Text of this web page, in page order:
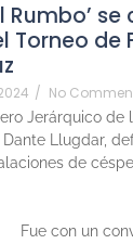
Rumbo’ se
Torneo de
/ No
Jerárquico de
Llugdar,
de